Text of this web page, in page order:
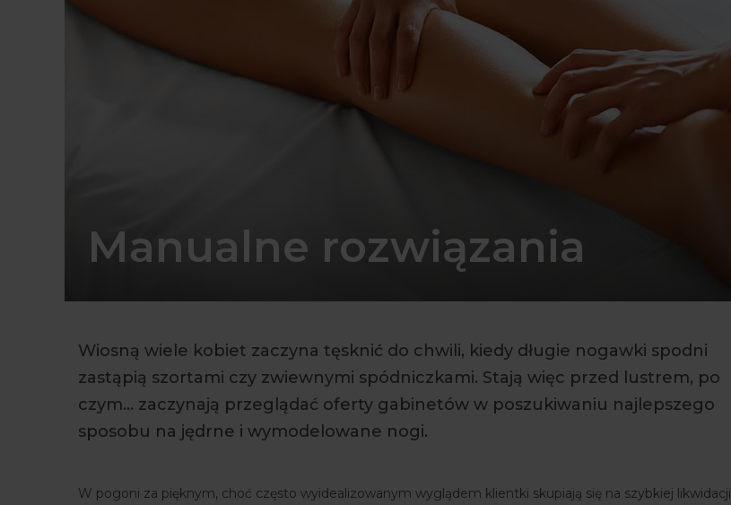
Manualne rozwiązania
Wiosną wiele kobiet zaczyna tęsknić do chwili, kiedy długie nogawki spodni
zastąpią szortami czy zwiewnymi spódniczkami. Stają więc przed lustrem, po
czym… zaczynają przeglądać oferty gabinetów w poszukiwaniu najlepszego
sposobu na jędrne i wymodelowane nogi.
W pogoni za pięknym, choć często wyidealizowanym wyglądem klientki skupiają się na szybkiej likwidacji